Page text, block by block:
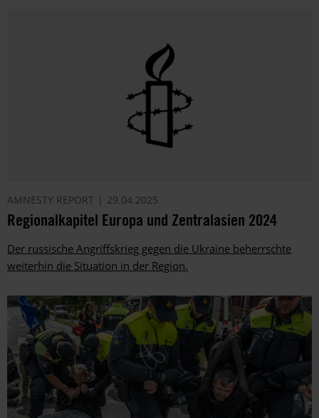
AMNESTY REPORT 29.04.2025
Regionalkapitel Europa und Zentralasien 2024
Der russische Angriffskrieg gegen die Ukraine beherrschte
weiterhin die Situation in der Region.